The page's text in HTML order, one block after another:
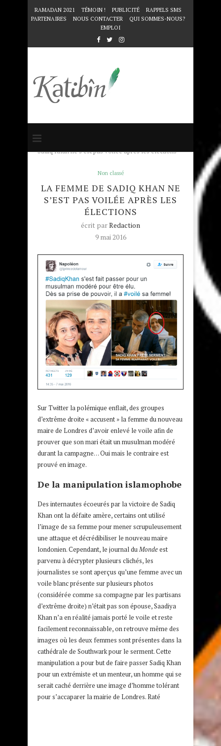
RAMADAN 2021 TÉMOIN ! PUBLICITÉ
RAPPELS SMS
PARTENAIRES
NOUS CONTACTER
QUI SOMMES-NOUS?
EMPLOI
Accueil
Sadiq Khan ne s’est pas voilée après les élections
Non classé
LA FEMME DE SADIQ KHAN NE
S’EST PAS VOILÉE APRÈS LES
ÉLECTIONS
écrit parRedaction
9 mai 2016
Sur Twitter la polémique enflait, des groupes
d’extrême droite « accusent » la femme du nouveau
maire de Londres d’avoir enlevé le voile afin de
prouver que son mari était un musulman modéré
durant la campagne… Oui mais le contraire est
prouvé en image.
De la manipulation islamophobe
Des internautes écoeurés par la victoire de Sadiq
Khan ont la défaite amère, certains ont utilisé
l’image de sa femme pour mener scrupuleusement
une attaque et décrédibiliser le nouveau maire
londonien. Cependant, le journal duMondeest
parvenu à décrypter plusieurs clichés, les
journalistes se sont aperçus qu’une femme avec un
voile blanc présente sur plusieurs photos
(considérée comme sa compagne par les partisans
d’extrême droite) n’était pas son épouse, Saadiya
Khan n’a en réalité jamais porté le voile et reste
facilement reconnaissable, on retrouve même des
images où les deux femmes sont présentes dans la
cathédrale de Southwark pour le serment. Cette
manipulation a pour but de faire passer Sadiq Khan
pour un extrémiste et un menteur, un homme qui se
serait caché derrière une image d’homme tolérant
pour s’accaparer la mairie de Londres. Raté